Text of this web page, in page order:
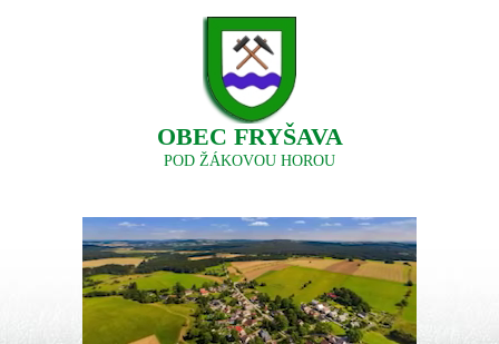
OBEC FRYŠAVA
POD ŽÁKOVOU HOROU